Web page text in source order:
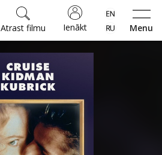
Menu
Ienākt
Atrast filmu